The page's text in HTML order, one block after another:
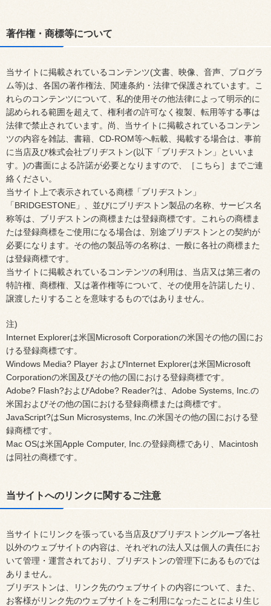
著作権・商標等について
当サイトに掲載されているコンテンツ(文書、映像、音声、プログラ
ム等)は、各国の著作権法、関連条約・法律で保護されています。こ
れらのコンテンツについて、私的使用その他法律によって明示的に
認められる範囲を超えて、権利者の許可なく複製、転用等する事は
法律で禁止されています。尚、当サイトに掲載されているコンテン
ツの内容を雑誌、書籍、CD-ROM等へ転載、掲載する場合は、事前
に当店及び株式会社ブリヂストン(以下「ブリヂストン」といいま
す。)の書面による許諾が必要となりますので、［こちら］までご連
絡ください。
当サイト上で表示されている商標「ブリヂストン」
「BRIDGESTONE」、並びにブリヂストン製品の名称、サービス名
称等は、ブリヂストンの商標または登録商標です。これらの商標ま
たは登録商標をご使用になる場合は、別途ブリヂストンとの契約が
必要になります。その他の製品等の名称は、一般に各社の商標また
は登録商標です。
当サイトに掲載されているコンテンツの利用は、当店又は第三者の
特許権、商標権、又は著作権等について、その使用を許諾したり、
譲渡したりすることを意味するものではありません。
注)
Internet Explorerは米国Microsoft Corporationの米国その他の国にお
ける登録商標です。
Windows Media? Player およびInternet Explorerは米国Microsoft
Corporationの米国及びその他の国における登録商標です。
Adobe? Flash?およびAdobe? Reader?は、Adobe Systems, Inc.の
米国およびその他の国における登録商標または商標です。
JavaScript?はSun Microsystems, Inc.の米国その他の国における登
録商標です。
Mac OSは米国Apple Computer, Inc.の登録商標であり、Macintosh
は同社の商標です。
当サイトへのリンクに関するご注意
当サイトにリンクを張っている当店及びブリヂストングループ各社
以外のウェブサイトの内容は、それぞれの法人又は個人の責任にお
いて管理・運営されており、ブリヂストンの管理下にあるものでは
ありません。
ブリヂストンは、リンク先のウェブサイトの内容について、また、
お客様がリンク先のウェブサイトをご利用になったことにより生じ